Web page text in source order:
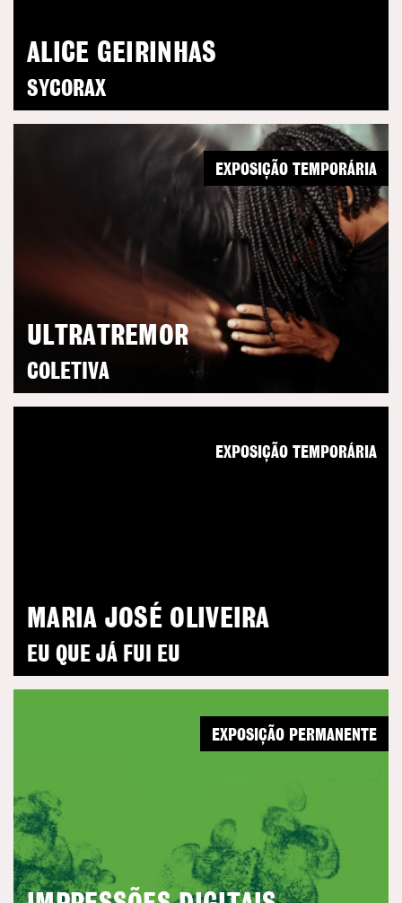
ALICE GEIRINHAS
SYCORAX
ULTRATREMOR
COLETIVA
EXPOSIÇÃO TEMPORÁRIA
MARIA JOSÉ OLIVEIRA
EU QUE JÁ FUI EU
EXPOSIÇÃO TEMPORÁRIA
EXPOSIÇÃO PERMANENTE